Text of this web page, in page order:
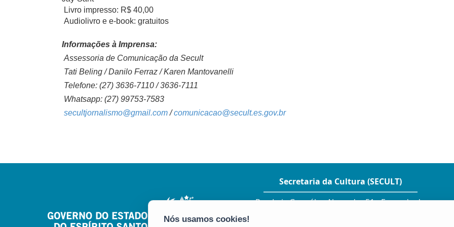
Livro impresso: R$ 40,00
Audiolivro e e-book: gratuitos
Informações à Imprensa:
Assessoria de Comunicação da Secult
Tati Beling / Danilo Ferraz / Karen Mantovanelli
Telefone: (27) 3636-7110 / 3636-7111
Whatsapp: (27) 99753-7583
secultjornalismo@gmail.com/comunicacao@secult.es.gov.br
Secretaria da Cultura (SECULT)
Rua Luiz Gonzáles Alvarado- 51 - Enseada do